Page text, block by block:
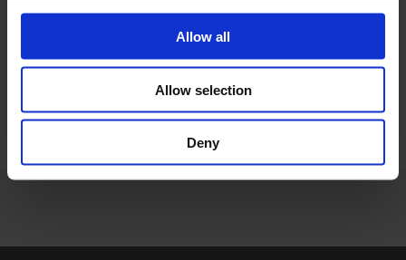
Allow all
Allow selection
Deny
Ansøgning og cv*